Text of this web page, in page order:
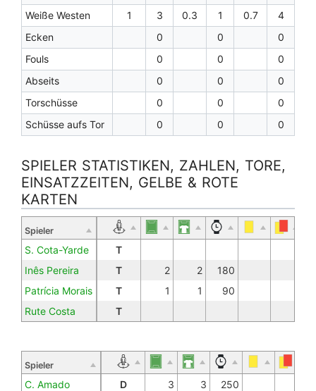
Weiße Westen
1 3 0.3 1 0.7
4
Ecken
0 0
0
Fouls
0 0
0
Abseits
0 0
0
Torschüsse
0 0
0
Schüsse aufs Tor
0 0 0
SPIELER STATISTIKEN, ZAHLEN, TORE,
EINSATZZEITEN, GELBE & ROTE
KARTEN
Spieler
S. Cota-Yarde
T
Inês Pereira
T 2 2
180
Patrícia Morais
T 1 1
90
Rute Costa
T
Spieler
C. Amado D 3 3
250